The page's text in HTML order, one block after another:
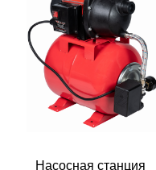
Насосная станция